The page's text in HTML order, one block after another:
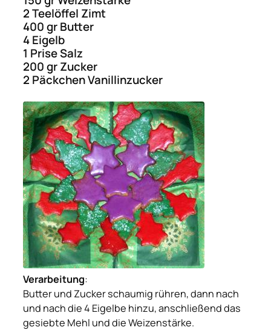
2 Teelöffel Zimt
400 gr Butter
4 Eigelb
1 Prise Salz
200 gr Zucker
2 Päckchen Vanillinzucker
Verarbeitung:
Butter und Zucker schaumig rühren, dann nach
und nach die 4 Eigelbe hinzu, anschließend das
gesiebte Mehl und die Weizenstärke.